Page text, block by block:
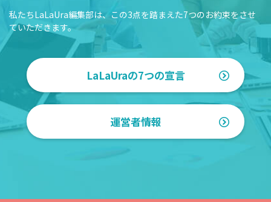
私たちLaLaUra編集部は、この3点を踏まえた7つのお約束をさせ
ていただきます。
LaLaUraの7つの宣言
運営者情報